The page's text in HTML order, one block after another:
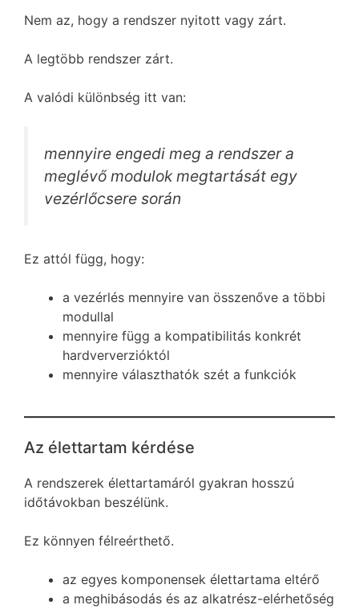
Nem az, hogy a rendszer nyitott vagy zárt.
A legtöbb rendszer zárt.
A valódi különbség itt van:
mennyire engedi meg a rendszer a
meglévő modulok megtartását egy
vezérlőcsere során
Ez attól függ, hogy:
a vezérlés mennyire van összenőve a többi
modullal
mennyire függ a kompatibilitás konkrét
hardververzióktól
mennyire választhatók szét a funkciók
Az élettartam kérdése
A rendszerek élettartamáról gyakran hosszú
időtávokban beszélünk.
Ez könnyen félreérthető.
az egyes komponensek élettartama eltérő
a meghibásodás és az alkatrész-elérhetőség